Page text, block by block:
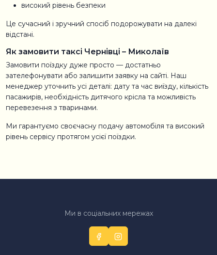
високий рівень безпеки
Це сучасний і зручний спосіб подорожувати на далекі
відстані.
Як замовити таксі Чернівці – Миколаїв
Замовити поїздку дуже просто — достатньо
зателефонувати або залишити заявку на сайті. Наш
менеджер уточнить усі деталі: дату та час виїзду, кількість
пасажирів, необхідність дитячого крісла та можливість
перевезення з тваринами.
Ми гарантуємо своєчасну подачу автомобіля та високий
рівень сервісу протягом усієї поїздки.
Ми в соціальних мережах